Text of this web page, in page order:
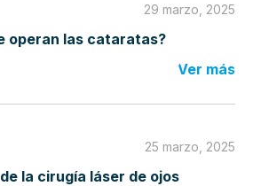
29 marzo, 2025
operan las cataratas?
Ver más
25 marzo, 2025
la cirugía láser de ojos